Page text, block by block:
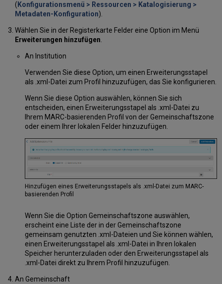
( Konfigurationsmenü > Ressourcen > Katalogisierung >
Metadaten-Konfiguration).
Wählen Sie in der Registerkarte Felder eine Option im Menü
Erweiterungen hinzufügen.
An Institution
Verwenden Sie diese Option, um einen Erweiterungsstapel
als .xml-Datei zum Profil hinzuzufügen, das Sie konfigurieren.
Wenn Sie diese Option auswählen, können Sie sich
entscheiden, einen Erweiterungsstapel als .xml-Datei zu
Ihrem MARC-basierenden Profil von der Gemeinschaftszone
oder einem Ihrer lokalen Felder hinzuzufügen.
Hinzufügen eines Erweiterungsstapels als .xml-Datei zum MARC-
basierenden Profil
Wenn Sie die Option Gemeinschaftszone auswählen,
erscheint eine Liste der in der Gemeinschaftszone
gemeinsam genutzten .xml-Dateien und Sie können wählen,
einen Erweiterungsstapel als .xml-Datei in Ihren lokalen
Speicher herunterzuladen oder den Erweiterungsstapel als
.xml-Datei direkt zu Ihrem Profil hinzuzufügen.
An Gemeinschaft